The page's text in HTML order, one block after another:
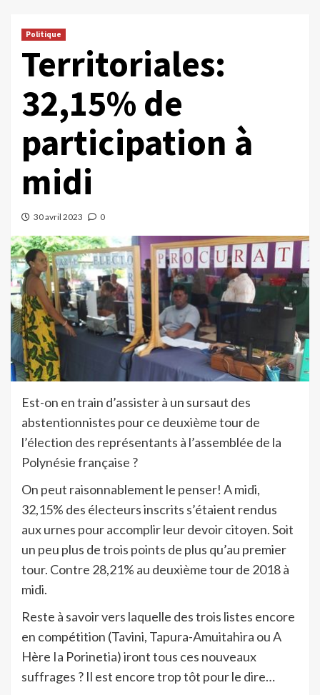
Politique
Territoriales:
32,15% de
participation à
midi
30 avril 2023 0
Est-on en train d’assister à un sursaut des
abstentionnistes pour ce deuxième tour de
l’élection des représentants à l’assemblée de la
Polynésie française ?
On peut raisonnablement le penser! A midi,
32,15% des électeurs inscrits s’étaient rendus
aux urnes pour accomplir leur devoir citoyen. Soit
un peu plus de trois points de plus qu’au premier
tour. Contre 28,21% au deuxième tour de 2018 à
midi.
Reste à savoir vers laquelle des trois listes encore
en compétition (Tavini, Tapura-Amuitahira ou A
Hère Ia Porinetia) iront tous ces nouveaux
suffrages ? Il est encore trop tôt pour le dire…